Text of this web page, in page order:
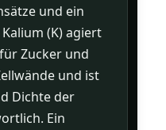
und ein
(K) agiert
Zucker und
und ist
Dichte der
Ein